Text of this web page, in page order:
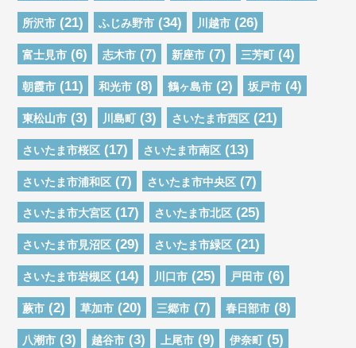
所沢市 (21) ふじみ野市 (34) 川越市 (26)
富士見市 (6) 志木市 (7) 新座市 (7) 三芳町 (4)
朝霞市 (11) 和光市 (8) 鶴ヶ島市 (2) 坂戸市 (4)
東松山市 (3) 川島町 (3) さいたま市西区 (21)
さいたま市桜区 (17) さいたま市南区 (13)
さいたま市浦和区 (7) さいたま市中央区 (7)
さいたま市大宮区 (17) さいたま市北区 (25)
さいたま市見沼区 (29) さいたま市緑区 (21)
さいたま市岩槻区 (14) 川口市 (25) 戸田市 (6)
蕨市 (2) 草加市 (20) 三郷市 (7) 春日部市 (8)
八潮市 (3) 越谷市 (3) 上尾市 (9) 伊奈町 (5)